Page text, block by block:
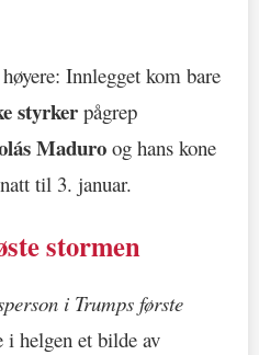
Innlegget kom bare
styrker pågrep
Maduro og hans kone
til 3. januar.
stormen
i Trumps første
i helgen et bilde av